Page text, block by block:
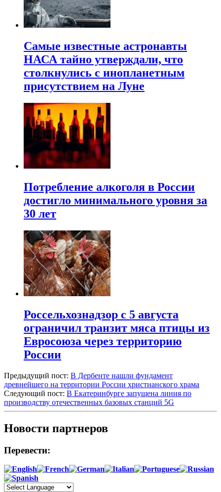
Самые известные астронавты
НАСА тайно утверждали, что
столкнулись с инопланетным
присутствием на Луне
Потребление алкоголя в России
достигло минимального уровня за
30 лет
Россельхознадзор с 5 августа
ограничил транзит мяса птицы из
Евросоюза через территорию
России
Предыдущий пост: В Дербенте нашли фундамент
древнейшего на территории России христианского храма
Следующий пост: В Екатеринбурге запущена линия по
производству отечественных базовых станций 5G
Новости партнеров
Перевести: